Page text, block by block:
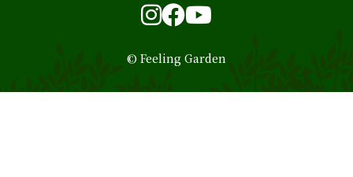
Instagram
Facebook
© Feeling Garden